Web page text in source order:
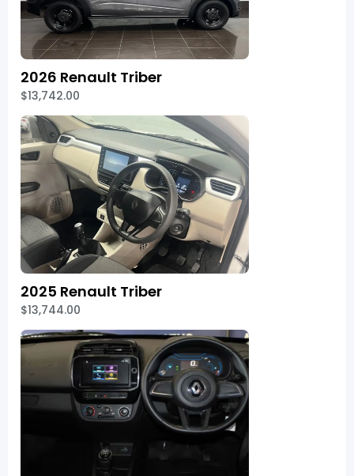
2026 Renault Triber
$13,742.00
2025 Renault Triber
$13,744.00